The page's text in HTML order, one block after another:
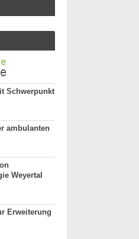
Schwerpunkt
ambulanten
Weyertal
Erweiterung